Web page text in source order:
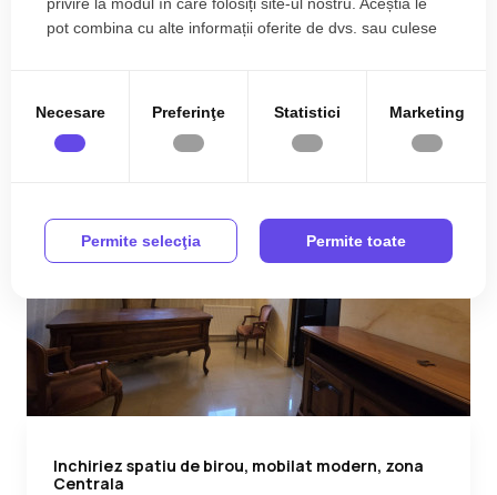
2 1 43.00 m2
Inchiriez spatiu de birou, mobilat modern, zona
Centrala
pot combina cu alte informații oferite de dvs. sau culese
Necesare Preferinţe Statistici Marketing
Permite selecţia Permite toate